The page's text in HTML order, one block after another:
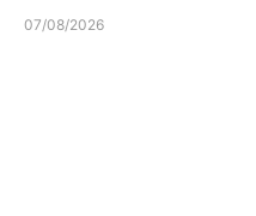
07/08/2026